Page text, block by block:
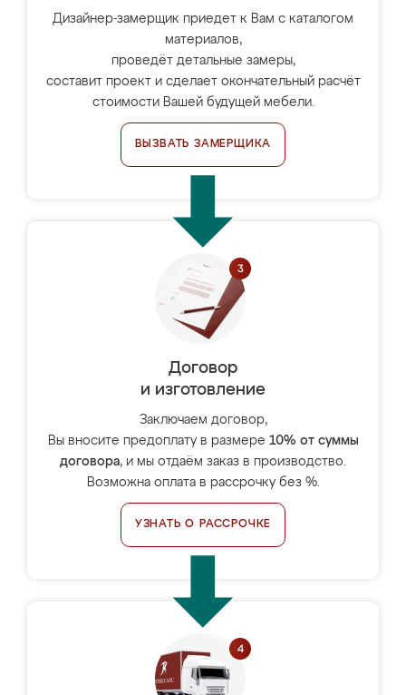
Дизайнер-замерщик приедет к Вам с каталогом
материалов,
проведёт детальные замеры,
составит проект и сделает окончательный расчёт
стоимости Вашей будущей мебели.
ВЫЗВАТЬ ЗАМЕРЩИКА
Договор
и изготовление
Заключаем договор,
Вы вносите предоплату в размере 10% от суммы
договора, и мы отдаём заказ в производство.
Возможна оплата в рассрочку без %.
УЗНАТЬ О РАССРОЧКЕ